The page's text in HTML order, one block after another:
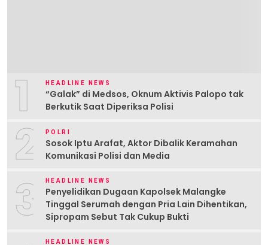
1 HEADLINE NEWS
“Galak” di Medsos, Oknum Aktivis Palopo tak
Berkutik Saat Diperiksa Polisi
2 POLRI
Sosok Iptu Arafat, Aktor Dibalik Keramahan
Komunikasi Polisi dan Media
3 HEADLINE NEWS
Penyelidikan Dugaan Kapolsek Malangke
Tinggal Serumah dengan Pria Lain Dihentikan,
Sipropam Sebut Tak Cukup Bukti
HEADLINE NEWS